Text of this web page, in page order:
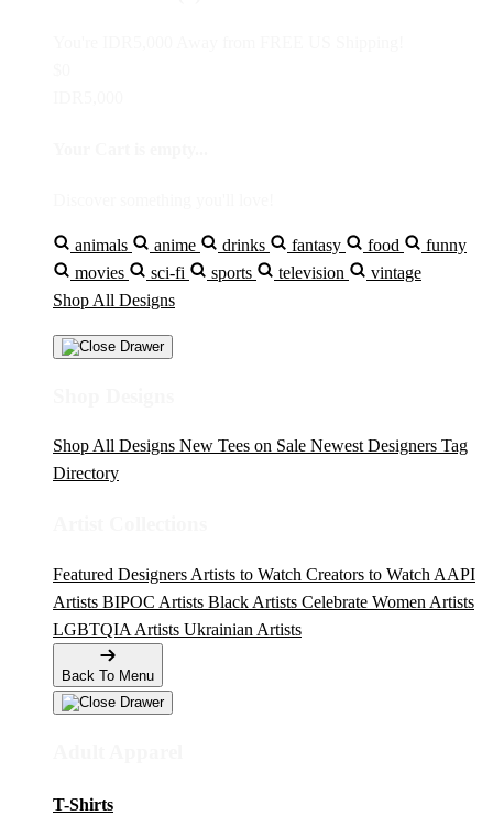
animals anime drinks fantasy food
funny
movies
sci-fi sports television
vintage
Shop All Designs
Shop All Designs New Tees on Sale Newest Designers Tag
Directory
Featured Designers Artists to Watch Creators to Watch AAPI
Artists BIPOC Artists Black Artists Celebrate Women Artists
LGBTQIA Artists Ukrainian Artists
Back To Menu
T-Shirts